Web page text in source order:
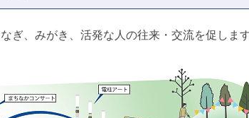
ぎ、みがき、活発な人の往来・交流を促します